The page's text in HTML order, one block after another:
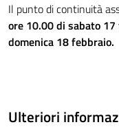
Il punto di continuità
ore 10.00 di sabato
domenica 18 febbraio.
Ulteriori